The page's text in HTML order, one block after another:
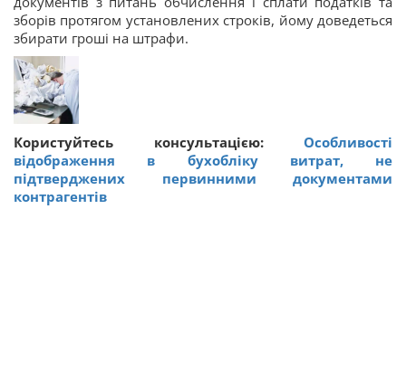
зборів протягом установлених строків, йому доведеться
збирати гроші на штрафи.
Користуйтесь консультацією: Особливості
відображення в бухобліку витрат, не
підтверджених первинними документами
контрагентів